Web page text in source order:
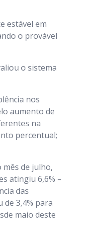
estável em
o provável
o sistema
nos
aumento de
na
percentual;
de julho,
atingiu 6,6% –
das
de 3,4% para
maio deste